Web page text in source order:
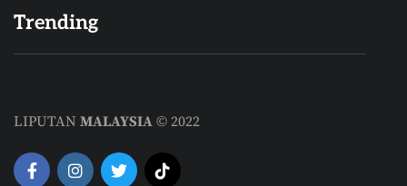
Trending
LIPUTAN MALAYSIA © 2022